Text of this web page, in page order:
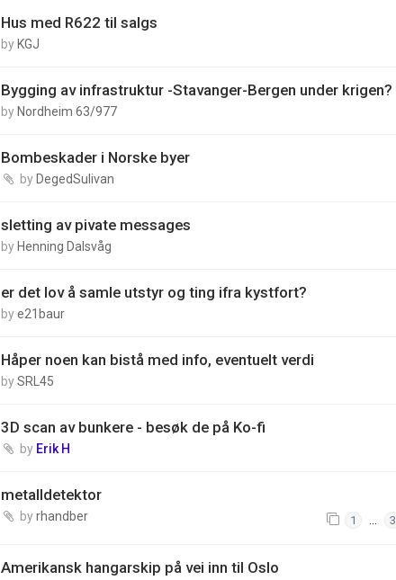
Hus med R622 til salgs
by KGJ
Bygging av infrastruktur -Stavanger-Bergen under krigen?
by Nordheim 63/977
Bombeskader i Norske byer
by DegedSulivan
sletting av pivate messages
by Henning Dalsvåg
er det lov å samle utstyr og ting ifra kystfort?
bye21baur
Håper noen kan bistå med info, eventuelt verdi
bySRL45
3D scan av bunkere - besøk de på Ko-fi
by Erik H
metalldetektor
byrhandber 1 … 3
Amerikansk hangarskip på vei inn til Oslo